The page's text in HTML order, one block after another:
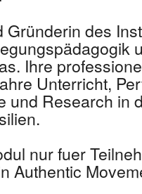
Gründerin des
Ihre
Unterricht,
und Research in
nur fuer
Authentic